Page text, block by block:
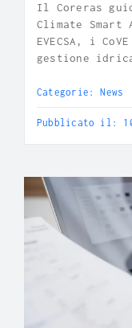
Il Coreras
Climate
EVECSA, i
gestione
Categorie: News
Pubblicato il: 10